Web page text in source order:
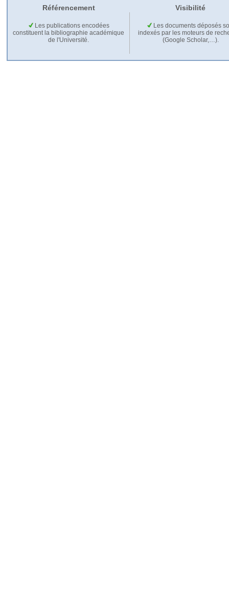
Référencement Visibilité
Les publications encodées
constituent la bibliographie académique
de l'Université.
Les documents déposés
indexés par les moteurs de
(Google Scholar,…).